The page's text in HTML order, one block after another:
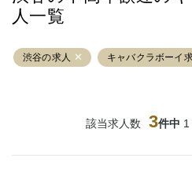
人一覧
渋谷の求人 キャバクラボーイ
該当求人数 3件中
新橋
渋谷
大和
立川